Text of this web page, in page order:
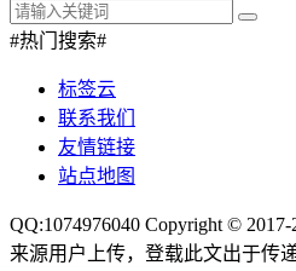
#热门搜索#
标签云
联系我们
友情链接
站点地图
QQ:1074976040 Copyright © 2017-
来源用户上传，登载此文出于传